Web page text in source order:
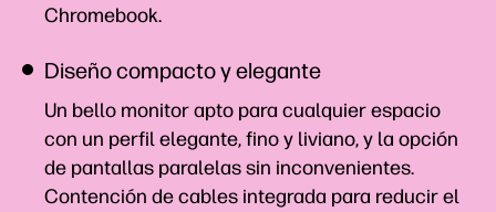
Chromebook.
Diseño compacto y elegante
Un bello monitor apto para cualquier espacio
con un perfil elegante, fino y liviano, y la opción
de pantallas paralelas sin inconvenientes.
Contención de cables integrada para reducir el